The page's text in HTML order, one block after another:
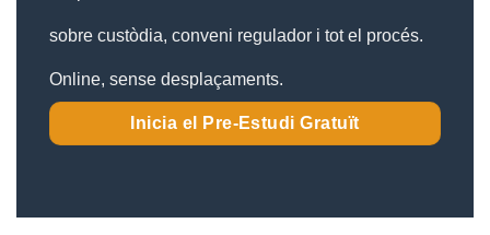
sobre custòdia, conveni regulador i tot el procés.
Online, sense desplaçaments.
Inicia el Pre-Estudi Gratuït